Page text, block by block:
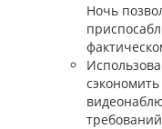
Ночь